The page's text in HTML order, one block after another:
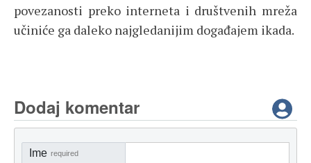
povezanosti preko interneta i društvenih mreža
učiniće ga daleko najgledanijim događajem ikada.
Dodaj komentar
Ime required